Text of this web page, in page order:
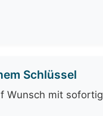
Schlüssel
mit